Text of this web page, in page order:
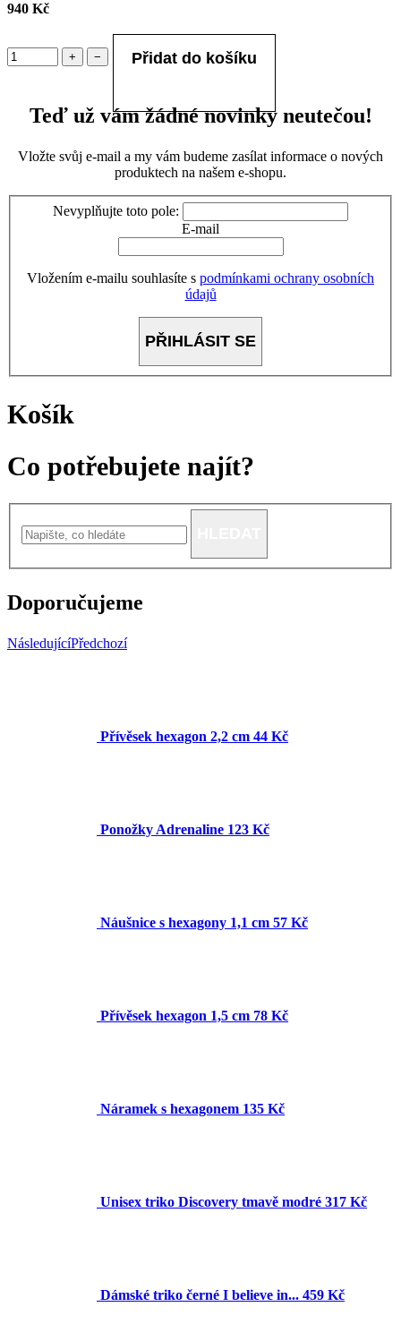
940 Kč
+ −
Teď už vám žádné novinky neutečou!
Vložte svůj e-mail a my vám budeme zasílat informace o nových
produktech na našem e-shopu.
Nevyplňujte toto pole:
E-mail
Vložením e-mailu souhlasíte s podmínkami ochrany osobních
údajů
PŘIHLÁSIT SE
Košík
Co potřebujete najít?
Doporučujeme
NásledujícíPředchozí
Přívěsek hexagon 2,2 cm 44 Kč
Ponožky Adrenaline 123 Kč
Náušnice s hexagony 1,1 cm 57 Kč
Přívěsek hexagon 1,5 cm 78 Kč
Náramek s hexagonem 135 Kč
Unisex triko Discovery tmavě modré 317 Kč
Dámské triko černé I believe in... 459 Kč